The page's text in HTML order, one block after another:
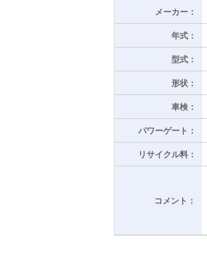
メーカー：
年式：
型式：
形状：
車検：
パワーゲート：
リサイクル料：
コメント：